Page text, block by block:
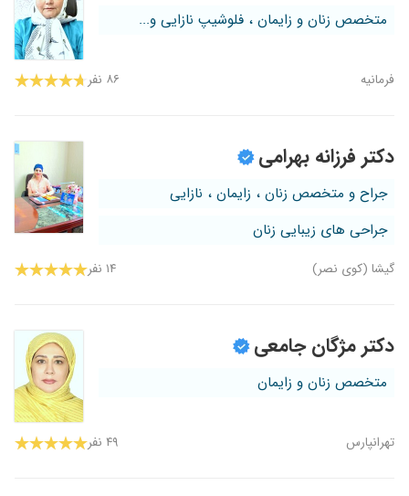
متخصص زنان و زایمان ، فلوشیپ نازایی و...
فرمانیه ۸۶ نفر
دکتر فرزانه بهرامی
جراح و متخصص زنان ، زایمان ، نازایی
جراحی های زیبایی زنان
گیشا (کوی نصر) ۱۴ نفر
دکتر مژگان جامعی
متخصص زنان و زایمان
تهرانپارس ۴۹ نفر